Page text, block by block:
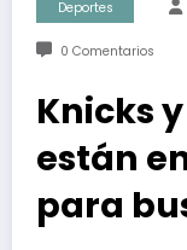
Deportes
0 Comentarios
Knicks
están
para